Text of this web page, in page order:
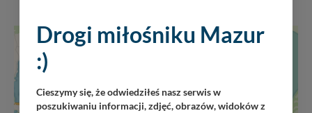
−
Drogi miłośniku Mazur
:)
Cieszymy się, że odwiedziłeś nasz serwis w
poszukiwaniu informacji, zdjęć, obrazów, widoków z